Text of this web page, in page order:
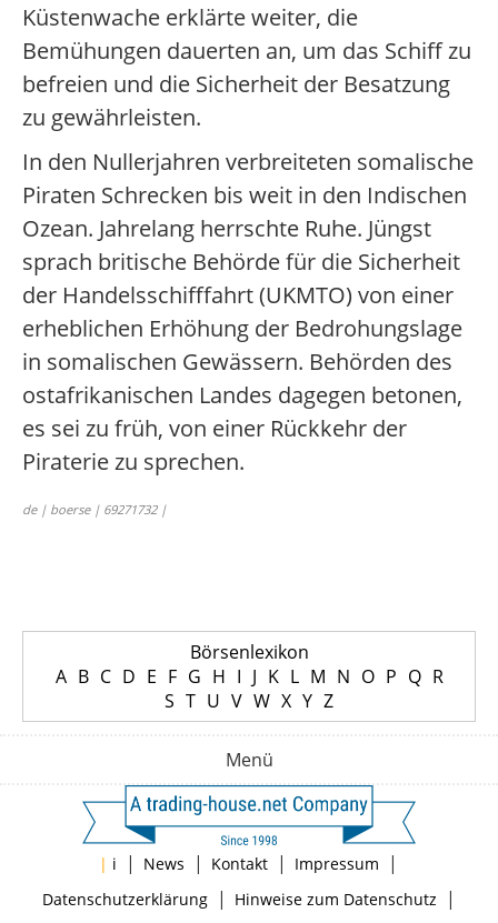
Küstenwache erklärte weiter, die
Bemühungen dauerten an, um das Schiff zu
befreien und die Sicherheit der Besatzung
zu gewährleisten.
In den Nullerjahren verbreiteten somalische
Piraten Schrecken bis weit in den Indischen
Ozean. Jahrelang herrschte Ruhe. Jüngst
sprach britische Behörde für die Sicherheit
der Handelsschifffahrt (UKMTO) von einer
erheblichen Erhöhung der Bedrohungslage
in somalischen Gewässern. Behörden des
ostafrikanischen Landes dagegen betonen,
es sei zu früh, von einer Rückkehr der
Piraterie zu sprechen.
de | boerse | 69271732 |
Börsenlexikon
A B C D E F G H I J K L M N O P Q R
S T U V W X Y Z
Menü
| i | News | Kontakt | Impressum |
Datenschutzerklärung| Hinweise zum Datenschutz
|